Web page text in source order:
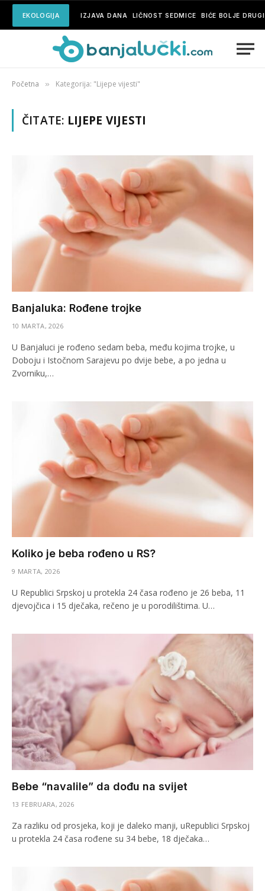
EKOLOGIJA IZJAVA DANA LIČNOST SEDMICE BIĆE BOLJE
Početna » Kategorija: "Lijepe vijesti"
ČITATE: LIJEPE VIJESTI
Banjaluka: Rođene trojke
10 MARTA, 2026
U Banjaluci je rođeno sedam beba, među kojima trojke, u
Doboju i Istočnom Sarajevu po dvije bebe, a po jedna u
Zvorniku,…
Koliko je beba rođeno u RS?
9 MARTA, 2026
U Republici Srpskoj u protekla 24 časa rođeno je 26 beba, 11
djevojčica i 15 dječaka, rečeno je u porodilištima. U…
Bebe “navalile” da dođu na svijet
13 FEBRUARA, 2026
Za razliku od prosjeka, koji je daleko manji, uRepublici Srpskoj
u protekla 24 časa rođene su 34 bebe, 18 dječaka…